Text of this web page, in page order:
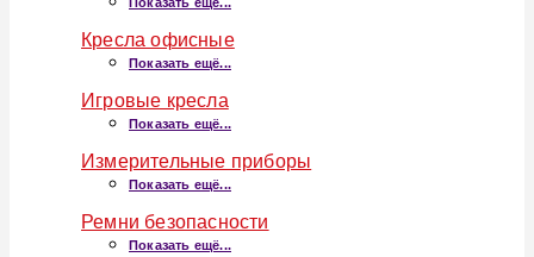
Кресла офисные
Показать ещё...
Игровые кресла
Показать ещё...
Измерительные приборы
Показать ещё...
Ремни безопасности
Показать ещё...